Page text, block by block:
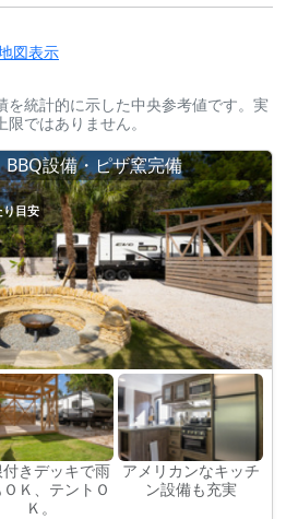
図表示
を統計的に示した中央参考値です。実
ではありません。
BBQ設備・ピザ窯完備
り目安
付きデッキで雨
Ｋ、テントＯ
Ｋ。
アメリカンなキッチ
ン設備も充実